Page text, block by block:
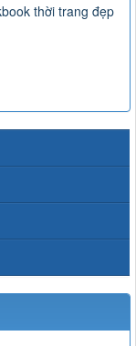
thời trang đẹp